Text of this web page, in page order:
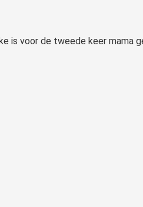
is voor de tweede keer mama